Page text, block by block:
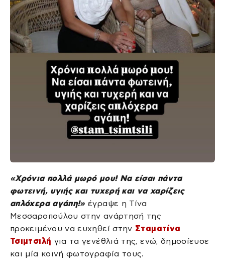
«Χρόνια πολλά μωρό μου! Να είσαι πάντα
φωτεινή, υγιής και τυχερή και να χαρίζεις
απλόχερα αγάπη!» έγραψε η Τίνα
Μεσσαροπούλου στην ανάρτησή της
προκειμένου να ευχηθεί στην Σταματίνα
Τσιμτσιλή για τα γενέθλιά της, ενώ, δημοσίευσε
και μία κοινή φωτογραφία τους.